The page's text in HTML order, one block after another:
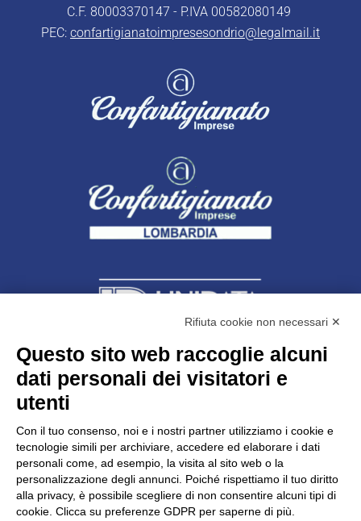
C.F. 80003370147 - P.IVA 00582080149
PEC: confartigianatoimpresesondrio@legalmail.it
Unidata s.r.lcon unico socio
Largo dell’Artigianato, 1 - 23100 Sondrio
C.F. 00481790145 - N.REA SO-36426
PEC: unidata.sondrio@legalmail.it
Cap. soc. euro 100.000,00 i.v.
Rifiuta cookie non necessari ✕
Questo sito web raccoglie alcuni
dati personali dei visitatori e
utenti
Con il tuo consenso, noi e i nostri partner utilizziamo i cookie e
tecnologie simili per archiviare, accedere ed elaborare i dati
personali come, ad esempio, la visita al sito web o la
personalizzazione degli annunci. Poiché rispettiamo il tuo diritto
alla privacy, è possibile scegliere di non consentire alcuni tipi di
cookie. Clicca su preferenze GDPR per saperne di più.